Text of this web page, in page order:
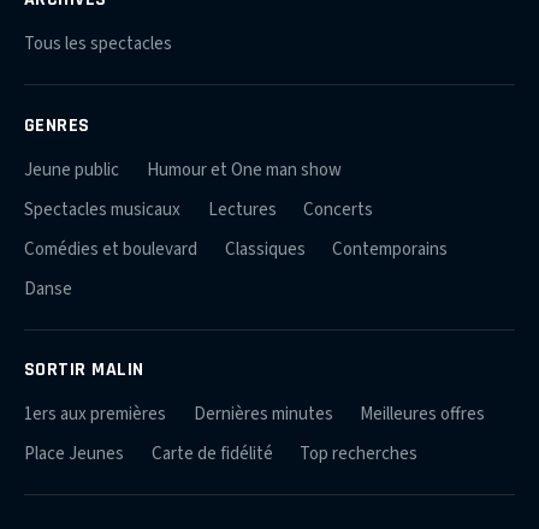
Tous les spectacles
GENRES
Jeune public
Humour et One man show
Spectacles musicaux
Lectures
Concerts
Comédies et boulevard
Classiques
Contemporains
Danse
SORTIR MALIN
1ers aux premières Dernières minutes
Meilleures offres
Place Jeunes
Carte de fidélité Top recherches